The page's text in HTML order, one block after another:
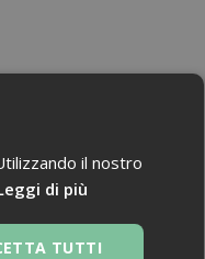
il nostro
di più
TUTTI